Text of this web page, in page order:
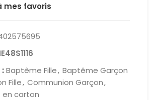
mes favoris
Baptême Fille, Baptême Garçon
Fille, Communion Garçon,
carton